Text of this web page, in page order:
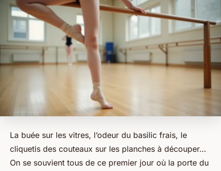
La buée sur les vitres, l’odeur du basilic frais, le
cliquetis des couteaux sur les planches à découper…
On se souvient tous de ce premier jour où la porte du